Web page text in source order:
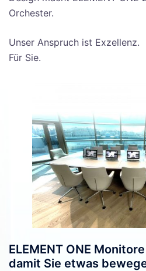
Orchester.
Unser Anspruch ist Exzellenz.
Für Sie.
ELEMENT ONE
damit Sie etwas